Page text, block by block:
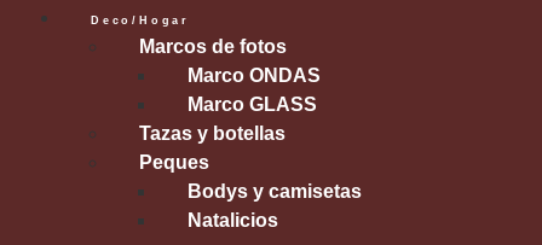
Deco/Hogar
Marcos de fotos
Marco ONDAS
Marco GLASS
Tazas y botellas
Peques
Bodys y camisetas
Natalicios